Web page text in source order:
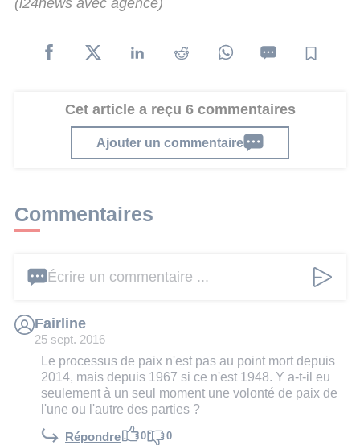
(i24news avec agence)
Cet article a reçu 6 commentaires
Ajouter un commentaire
Commentaires
Écrire un commentaire ...
Fairline
25 sept. 2016
Le processus de paix n'est pas au point mort depuis
2014, mais depuis 1967 si ce n'est 1948. Y a-t-il eu
seulement à un seul moment une volonté de paix de
l'une ou l'autre des parties ?
Répondre 0 0